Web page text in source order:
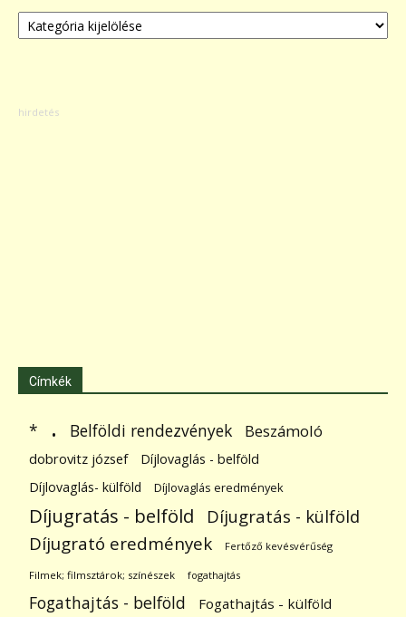
Kategóriák
Címkék
* . Belföldi rendezvények Beszámoló
dobrovitz józsef
Díjlovaglás - belföld
Díjlovaglás- külföld
Díjlovaglás eredmények
Díjugratás - belföld Díjugratás - külföld
Díjugrató eredmények Fertőző kevésvérűség
Filmek; filmsztárok; színészek fogathajtás
Fogathajtás - belföld Fogathajtás - külföld